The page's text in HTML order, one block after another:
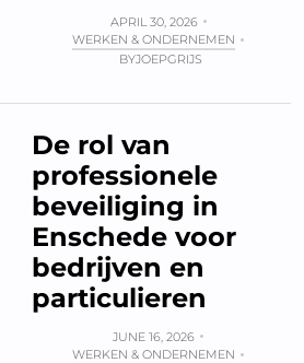
APRIL 30, 2026
WERKEN & ONDERNEMEN
BYJOEPGRIJS
De rol van
professionele
beveiliging in
Enschede voor
bedrijven en
particulieren
JUNE 16, 2026
WERKEN & ONDERNEMEN